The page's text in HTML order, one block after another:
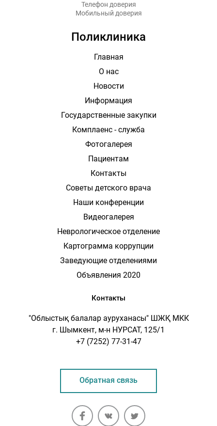
Телефон доверия
Мобильный доверия
Поликлиника
Главная
О нас
Новости
Информация
Государственные закупки
Комплаенс - служба
Фотогалерея
Пациентам
Контакты
Советы детского врача
Наши конференции
Видеогалерея
Неврологическое отделение
Картограмма коррупции
Заведующие отделениями
Объявления 2020
Контакты
"Облыстық балалар ауруханасы" ШЖҚ МКК
г. Шымкент, м-н НУРСАТ, 125/1
+7 (7252) 77-31-47
Обратная связь